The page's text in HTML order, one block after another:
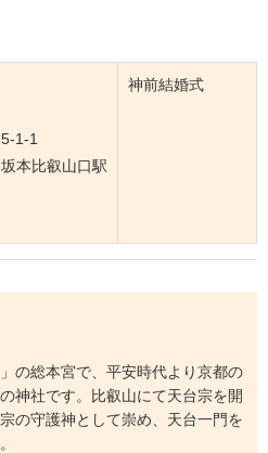
1-1
本比叡山口駅
神前結婚式
の総本宮で、平安時代より京都の
神社です。比叡山にて天台宗を開
の守護神として崇め、天台一門を